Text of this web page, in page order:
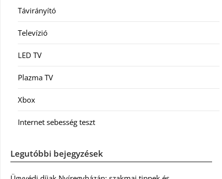
Távirányító
Televízió
LED TV
Plazma TV
Xbox
Internet sebesség teszt
Legutóbbi bejegyzések